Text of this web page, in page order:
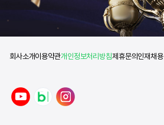
회사소개이용약관개인정보처리방침제휴문의 인재채용
n
a